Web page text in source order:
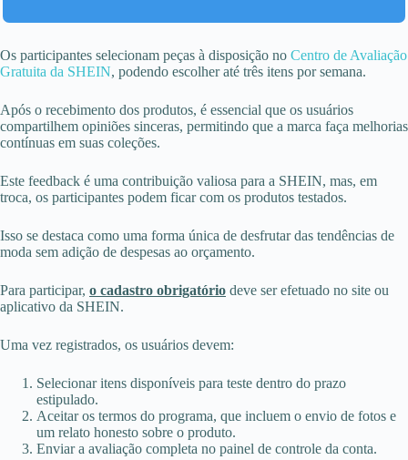
Os participantes selecionam peças à disposição no Centro de Avaliação
Gratuita da SHEIN, podendo escolher até três itens por semana.
Após o recebimento dos produtos, é essencial que os usuários
compartilhem opiniões sinceras, permitindo que a marca faça melhorias
contínuas em suas coleções.
Este feedback é uma contribuição valiosa para a SHEIN, mas, em
troca, os participantes podem ficar com os produtos testados.
Isso se destaca como uma forma única de desfrutar das tendências de
moda sem adição de despesas ao orçamento.
Para participar, o cadastro obrigatório deve ser efetuado no site ou
aplicativo da SHEIN.
Uma vez registrados, os usuários devem:
Selecionar itens disponíveis para teste dentro do prazo
estipulado.
Aceitar os termos do programa, que incluem o envio de fotos e
um relato honesto sobre o produto.
Enviar a avaliação completa no painel de controle da conta.